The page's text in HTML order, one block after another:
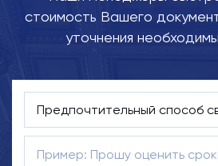
стоимость Вашего
уточнения